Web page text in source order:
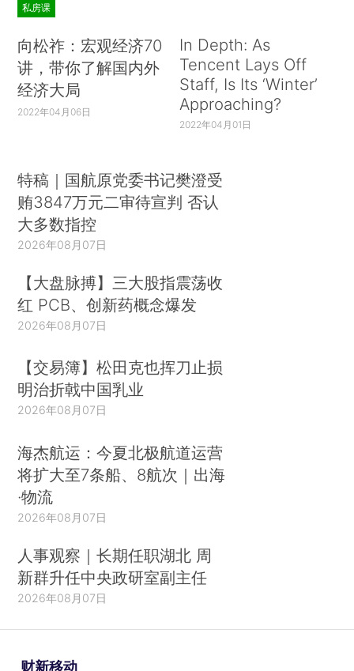
私房课
向松祚：宏观经济70
讲，带你了解国内外
经济大局
2022年04月06日
In Depth: As
Tencent Lays Off
Staff, Is Its ‘Winter’
Approaching?
2022年04月01日
特稿｜国航原党委书记樊澄受
贿3847万元二审待宣判 否认
大多数指控
2026年08月07日
【大盘脉搏】三大股指震荡收
红 PCB、创新药概念爆发
2026年08月07日
【交易簿】松田克也挥刀止损
明治折戟中国乳业
2026年08月07日
海杰航运：今夏北极航道运营
将扩大至7条船、8航次｜出海
·物流
2026年08月07日
人事观察｜长期任职湖北 周
新群升任中央政研室副主任
2026年08月07日
财新移动